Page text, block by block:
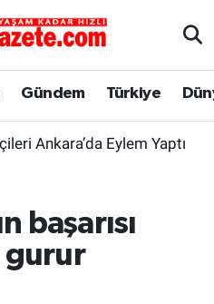
Gündem Türkiye
Ankara’da Eylem Yaptı
başarısı
gurur
ve Fikstür